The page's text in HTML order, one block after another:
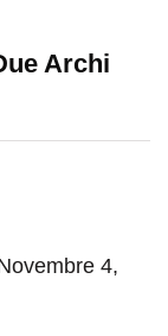
Archi
4,